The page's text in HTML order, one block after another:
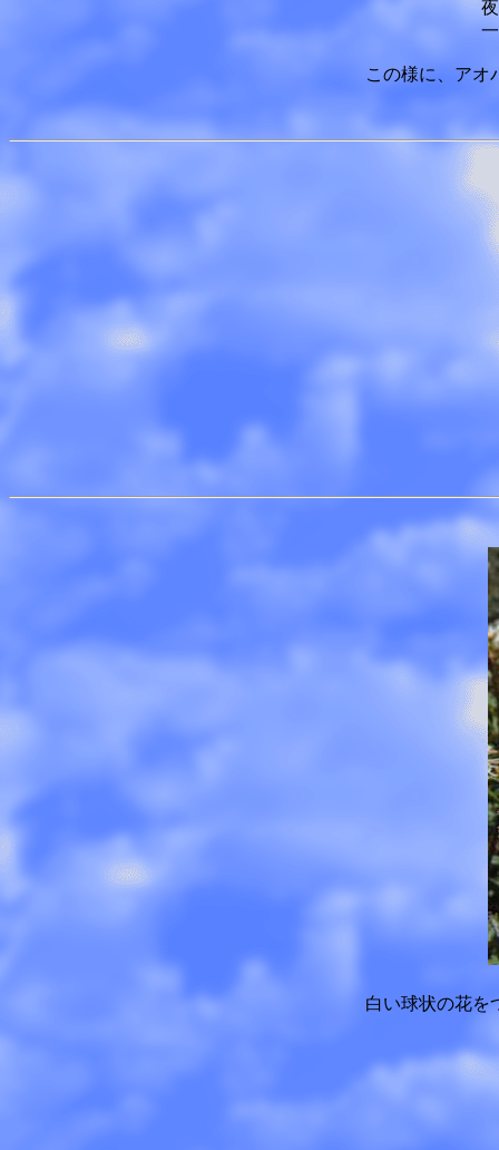
この様に、アオ
白い球状の花を